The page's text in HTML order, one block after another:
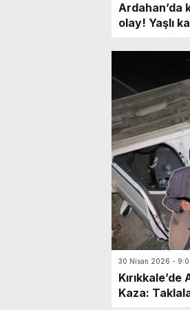
Ardahan’da
olay! Yaşlı
Katili en
30 Nisan 2026 -
Kırıkkale’de
Kaza: